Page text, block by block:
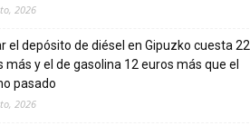
2026
el depósito de diésel en Gipuzko cuesta 22
más y el de gasolina 12 euros más que el
pasado
2026